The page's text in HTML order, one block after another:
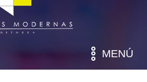
MENÚ